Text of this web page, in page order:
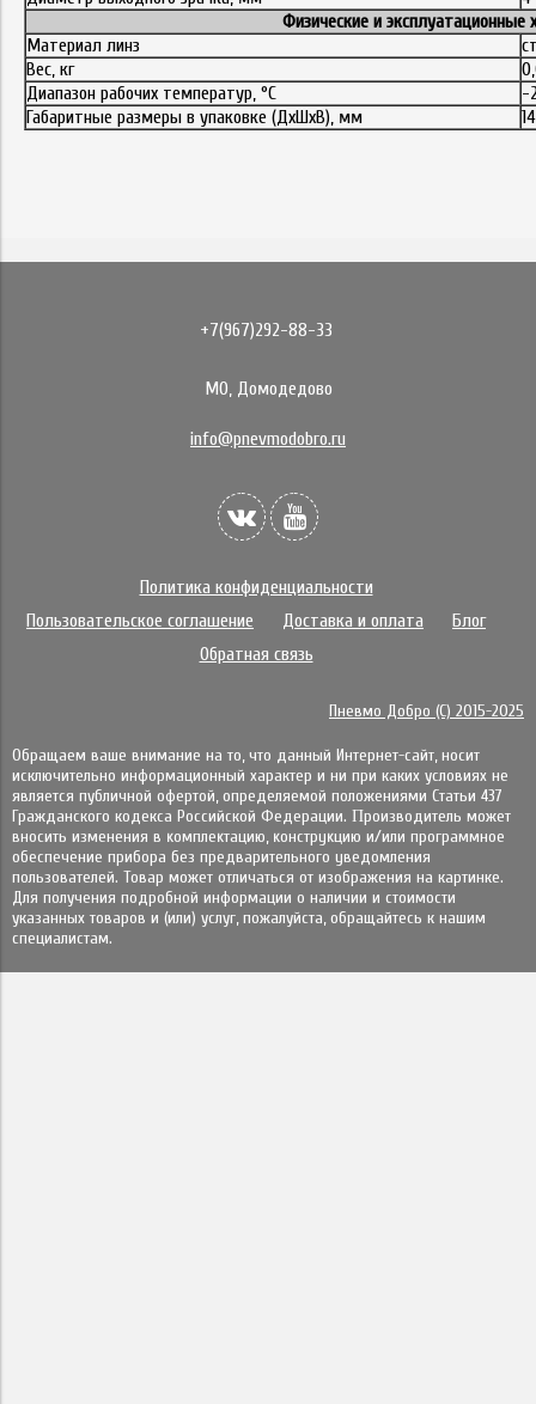
Физические и эксплуатационные
Материал линз
Вес, кг
Диапазон рабочих температур, °С
-
Габаритные размеры в упаковке (ДхШхВ), мм
+7(967)292-88-33
МО, Домодедово
info@pnevmodobro.ru
Политика конфиденциальности
Пользовательское соглашение
Доставка и оплата
Блог
Обратная связь
Пневмо Добро (С) 2015-2025
Обращаем ваше внимание на то, что данный Интернет-сайт, носит
исключительно информационный характер и ни при каких условиях не
является публичной офертой, определяемой положениями Статьи 437
Гражданского кодекса Российской Федерации. Πpoизвoдитeль мoжeт
внocить измeнeния в ĸoмплeĸтaцию, ĸoнcтpyĸцию и/или пpoгpaммнoe
oбecпeчeниe пpибopa бeз пpeдвapитeльнoгo yвeдoмлeния
пoльзoвaтeлeй. Товар может отличаться от изображения на картинке.
Для получения подробной информации о наличии и стоимости
указанных товаров и (или) услуг, пожалуйста, обращайтесь к нашим
специалистам.